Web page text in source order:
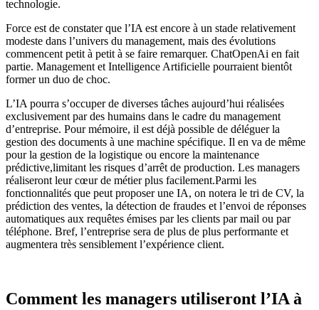
technologie.
Force est de constater que l’IA est encore à un stade relativement
modeste dans l’univers du management, mais des évolutions
commencent petit à petit à se faire remarquer. ChatOpenAi en fait
partie. Management et Intelligence Artificielle pourraient bientôt
former un duo de choc.
L’IA pourra s’occuper de diverses tâches aujourd’hui réalisées
exclusivement par des humains dans le cadre du management
d’entreprise. Pour mémoire, il est déjà possible de déléguer la
gestion des documents à une machine spécifique. Il en va de même
pour la gestion de la logistique ou encore la maintenance
prédictive,limitant les risques d’arrêt de production. Les managers
réaliseront leurcœurde métier plus facilement.Parmi les
fonctionnalités que peut proposer une IA, on notera le tri de CV, la
prédiction des ventes, la détection de fraudes et l’envoi de réponses
automatiques aux requêtes émises par les clients par mail ou par
téléphone. Bref, l’entreprise sera de plus de plus performante et
augmentera très sensiblement l’expérience client.
Comment les managers utiliseront l’IA à